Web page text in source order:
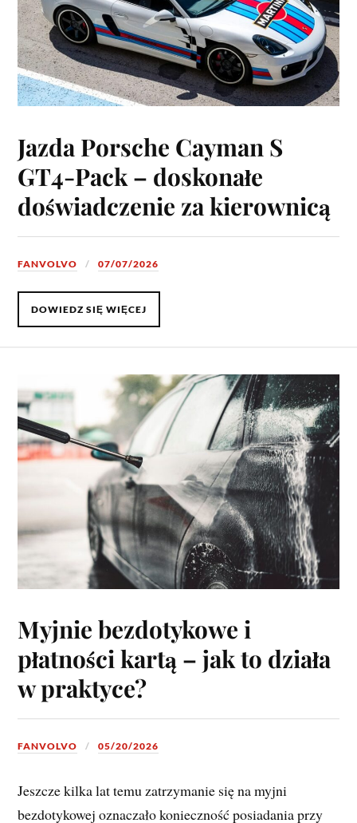
Jazda Porsche Cayman S
GT4-Pack – doskonałe
doświadczenie za kierownicą
FANVOLVO 07/07/2026
DOWIEDZ SIĘ WIĘCEJ
Myjnie bezdotykowe i
płatności kartą – jak to działa
w praktyce?
FANVOLVO 05/20/2026
Jeszcze kilka lat temu zatrzymanie się na myjni
bezdotykowej oznaczało konieczność posiadania przy